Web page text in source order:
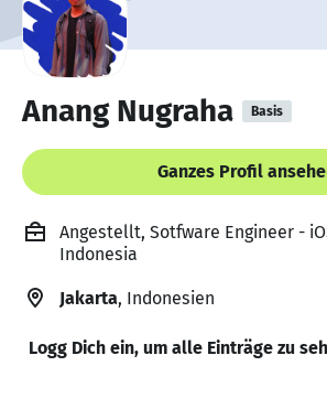
Anang Nugraha Basis
Ganzes Profil
Angestellt, Sotfware Engineer -
Indonesia
Jakarta, Indonesien
Logg Dich ein, um alle Einträge zu